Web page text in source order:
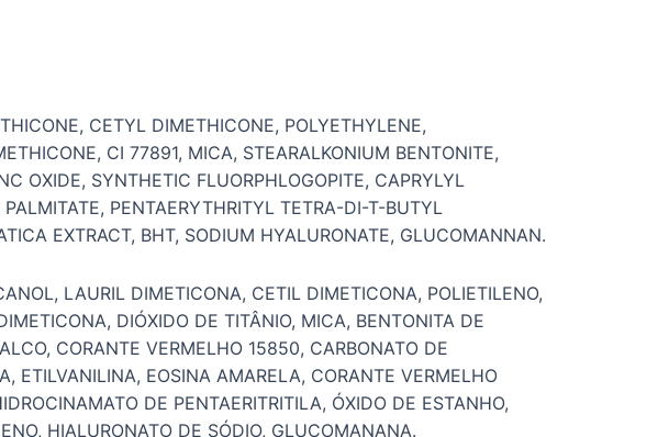
CETYL DIMETHICONE, POLYETHYLENE,
CI 77891, MICA, STEARALKONIUM BENTONITE,
OXIDE, SYNTHETIC FLUORPHLOGOPITE, CAPRYLYL
PENTAERYTHRITYL TETRA-DI-T-BUTYL
EXTRACT, BHT, SODIUM HYALURONATE, GLUCOMANNAN.
LAURIL DIMETICONA, CETIL DIMETICONA, POLIETILENO,
DIÓXIDO DE TITÂNIO, MICA, BENTONITA DE
CORANTE VERMELHO 15850, CARBONATO DE
ETILVANILINA, EOSINA AMARELA, CORANTE VERMELHO
DE PENTAERITRITILA, ÓXIDO DE ESTANHO,
HIALURONATO DE SÓDIO, GLUCOMANANA.